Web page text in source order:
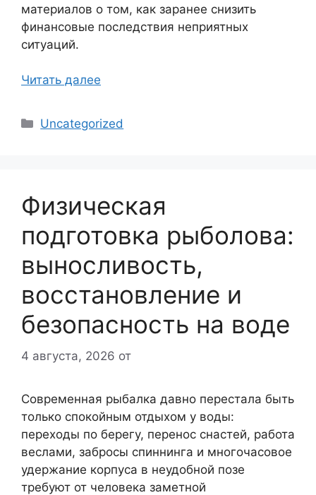
материалов о том, как заранее снизить
финансовые последствия неприятных
ситуаций.
Читать далее
Рубрики
Uncategorized
Физическая
подготовка рыболова:
выносливость,
восстановление и
безопасность на воде
4 августа, 2026 от
Современная рыбалка давно перестала быть
только спокойным отдыхом у воды:
переходы по берегу, перенос снастей, работа
веслами, забросы спиннинга и многочасовое
удержание корпуса в неудобной позе
требуют от человека заметной